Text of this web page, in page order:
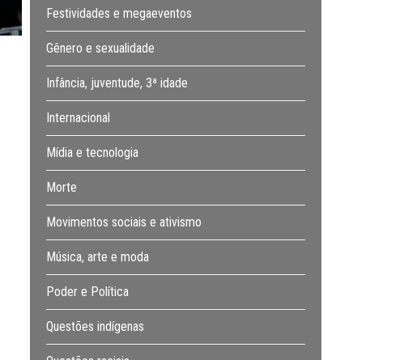
Festividades e megaeventos
Gênero e sexualidade
Infância, juventude, 3ª idade
Internacional
Mídia e tecnologia
Morte
Movimentos sociais e ativismo
Música, arte e moda
Poder e Política
Questões indígenas